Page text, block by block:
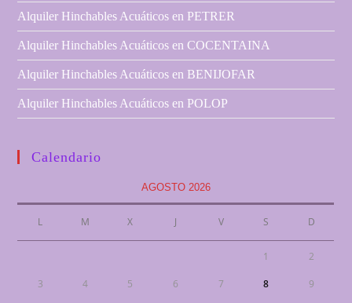
Alquiler Hinchables Acuáticos en PETRER
Alquiler Hinchables Acuáticos en COCENTAINA
Alquiler Hinchables Acuáticos en BENIJOFAR
Alquiler Hinchables Acuáticos en POLOP
Calendario
AGOSTO 2026
L M X J V S D
1 2
3 4 5 6 7 8 9